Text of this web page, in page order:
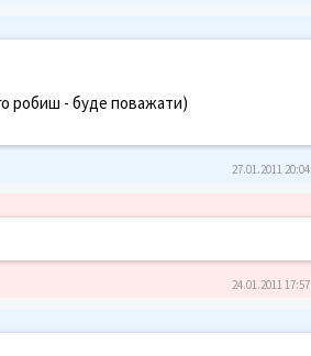
робиш - буде поважати)
27.01.2011 20:04
24.01.2011 17:57